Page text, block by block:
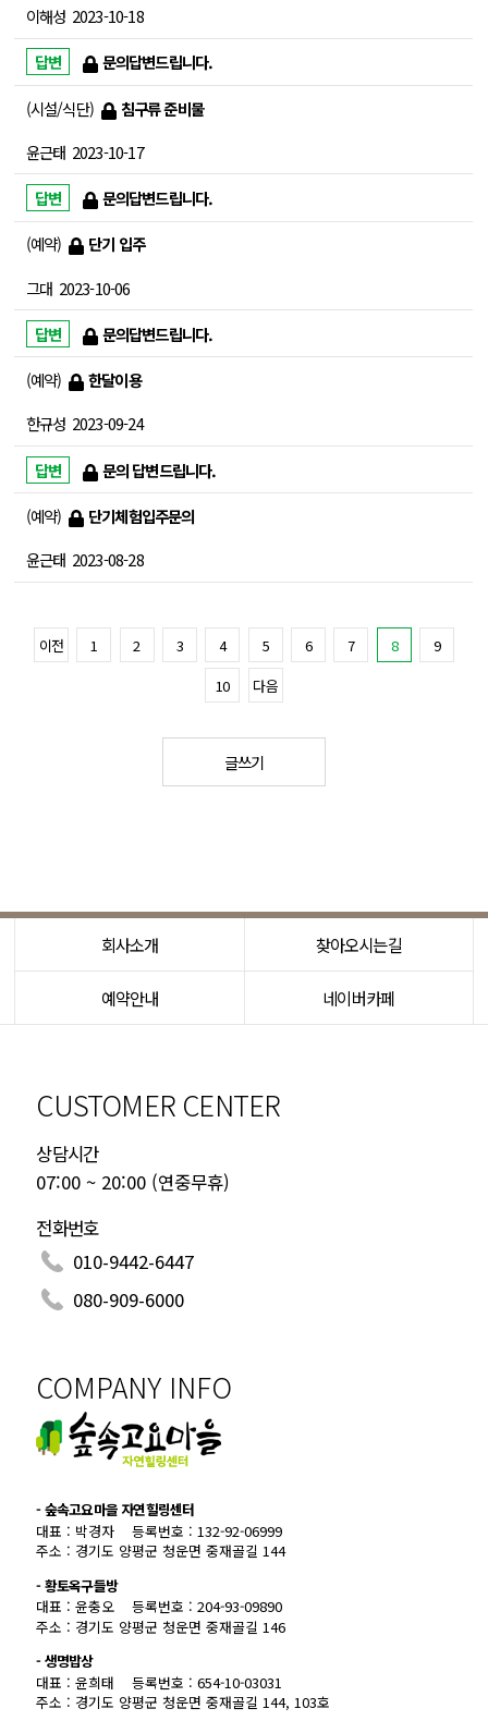
이해성 2023-10-18
문의답변드립니다.
시설/식단
침구류 준비물
윤근태 2023-10-17
문의답변드립니다.
예약
단기 입주
그대 2023-10-06
문의답변드립니다.
예약
한달이용
한규성 2023-09-24
문의 답변드립니다.
예약
단기체험입주문의
윤근태 2023-08-28
이전 1 2 3 4 5 6 7 8
9
10
다음
글쓰기
회사소개 찾아오시는길
예약안내 네이버카페
CUSTOMER CENTER
상담시간
07:00 ~ 20:00 (연중무휴)
전화번호
010-9442-6447
080-909-6000
COMPANY INFO
- 숲속고요마을 자연힐링센터
대표 : 박경자
등록번호 : 132-92-06999
주소 : 경기도 양평군 청운면 중재골길 144
- 황토옥구들방
대표 : 윤충오
등록번호 : 204-93-09890
주소 : 경기도 양평군 청운면 중재골길 146
- 생명밥상
대표 : 윤희태
등록번호 : 654-10-03031
주소 : 경기도 양평군 청운면 중재골길 144, 103호